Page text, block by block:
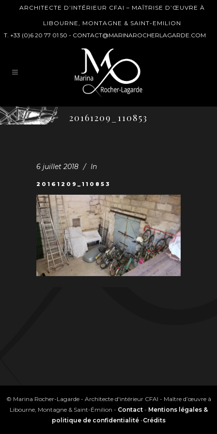
ARCHITECTE D’INTÉRIEUR CFAI – MAÎTRISE D’ŒUVRE À
LIBOURNE, MONTAGNE & SAINT-EMILION
T. +33 (0)6 20 77 01 50 - CONTACT@MARINAROCHERLAGARDE.COM
20161209_110853
6 juillet 2018 In
20161209_110853
© Marina Rocher-Lagarde - Architecte d'intérieur CFAI - Maître d’œuvre à
Libourne, Montagne & Saint-Émilion - Contact- Mentions légales &
politique de confidentialité-Crédits